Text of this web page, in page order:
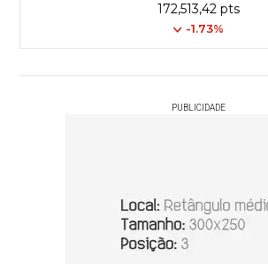
172,513,42 pts
-1.73%
PUBLICIDADE